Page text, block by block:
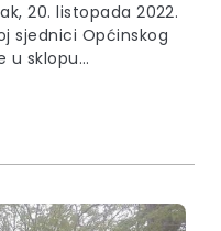
20. listopada 2022.
sjednici Općinskog
u sklopu